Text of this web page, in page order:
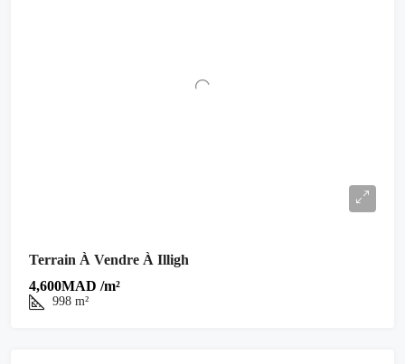
Terrain À Vendre À Illigh
4,600MAD /m²
998 m²